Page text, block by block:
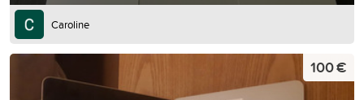
Caroline
100 €